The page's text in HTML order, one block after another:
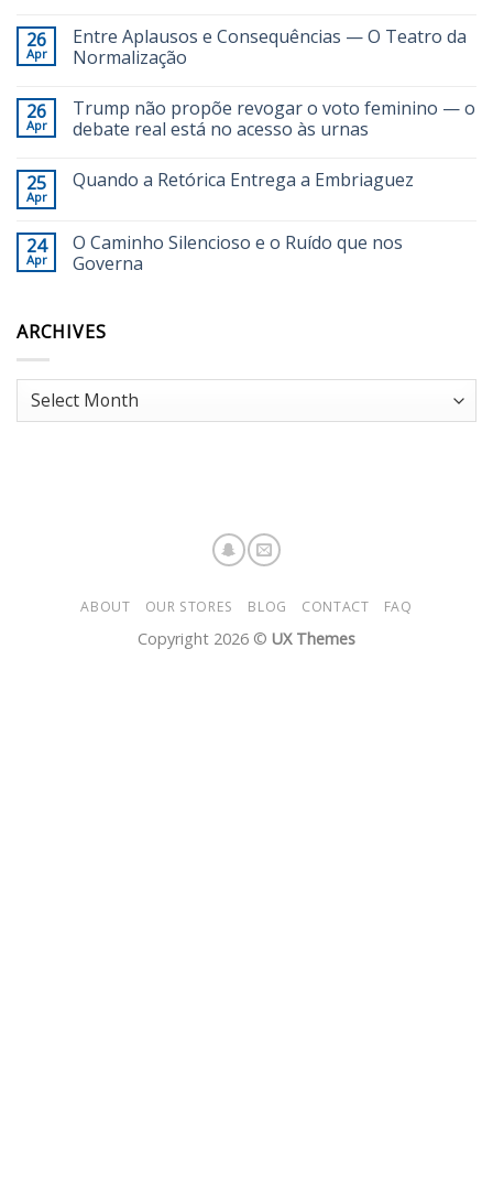
26
Apr
Entre Aplausos e Consequências — O Teatro da
Normalização
26
Apr
Trump não propõe revogar o voto feminino — o
debate real está no acesso às urnas
25
Apr
Quando a Retórica Entrega a Embriaguez
24
Apr
O Caminho Silencioso e o Ruído que nos
Governa
ARCHIVES
Archives
ABOUT OUR STORES BLOG CONTACT FAQ
Copyright 2026 © UX Themes